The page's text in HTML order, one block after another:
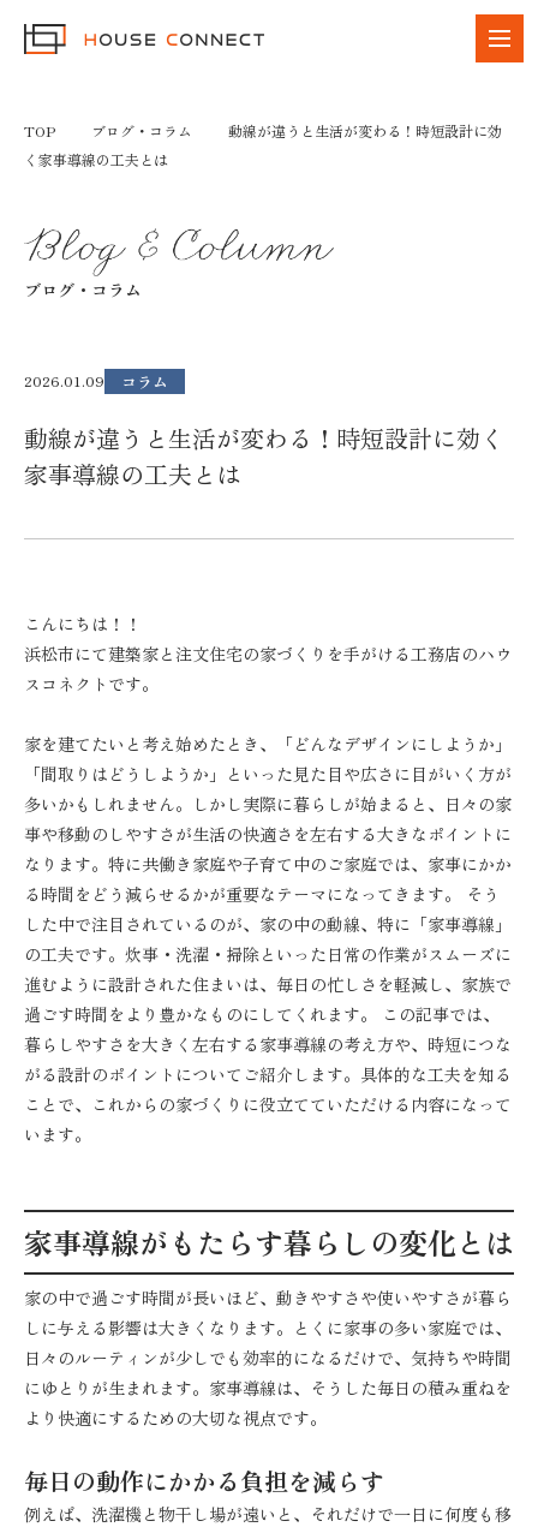
TOP ブログ・コラム
動線が違うと生活が変わる！時短設計に効
く家事導線の工夫とは
ブログ・コラム
2026.01.09 コラム
動線が違うと生活が変わる！時短設計に効く
家事導線の工夫とは
こんにちは！！
浜松市にて建築家と注文住宅の家づくりを手がける工務店のハウ
スコネクトです。
家を建てたいと考え始めたとき、「どんなデザインにしようか」
「間取りはどうしようか」といった見た目や広さに目がいく方が
多いかもしれません。しかし実際に暮らしが始まると、日々の家
事や移動のしやすさが生活の快適さを左右する大きなポイントに
なります。特に共働き家庭や子育て中のご家庭では、家事にかか
る時間をどう減らせるかが重要なテーマになってきます。 そう
した中で注目されているのが、家の中の動線、特に「家事導線」
の工夫です。炊事・洗濯・掃除といった日常の作業がスムーズに
進むように設計された住まいは、毎日の忙しさを軽減し、家族で
過ごす時間をより豊かなものにしてくれます。 この記事では、
暮らしやすさを大きく左右する家事導線の考え方や、時短につな
がる設計のポイントについてご紹介します。具体的な工夫を知る
ことで、これからの家づくりに役立てていただける内容になって
います。
家事導線がもたらす暮らしの変化とは
家の中で過ごす時間が長いほど、動きやすさや使いやすさが暮ら
しに与える影響は大きくなります。とくに家事の多い家庭では、
日々のルーティンが少しでも効率的になるだけで、気持ちや時間
にゆとりが生まれます。家事導線は、そうした毎日の積み重ねを
より快適にするための大切な視点です。
毎日の動作にかかる負担を減らす
例えば、洗濯機と物干し場が遠いと、それだけで一日に何度も移